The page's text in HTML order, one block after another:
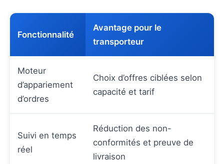
Fonctionnalité
Avantage pour le
transporteur
Moteur
d’appariement
d’ordres
Choix d’offres ciblées selon
capacité et tarif
Suivi en temps
réel
Réduction des non-
conformités et preuve de
livraison